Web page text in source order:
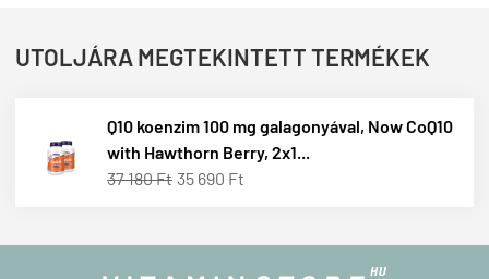
UTOLJÁRA MEGTEKINTETT TERMÉKEK
Q10 koenzim 100 mg galagonyával, Now CoQ10
with Hawthorn Berry, 2x1...
37 180 Ft 35 690 Ft